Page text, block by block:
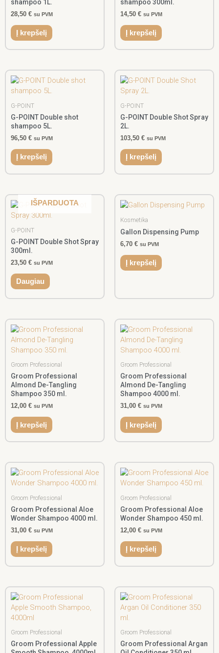
shampoo 1L.
28,50 € su PVM
Į krepšelį
shampoo 300ml.
14,50 € su PVM
Į krepšelį
G-POINT
G-POINT Double shot
shampoo 5L.
96,50 € su PVM
Į krepšelį
G-POINT
G-POINT Double Shot Spray
2L.
103,50 € su PVM
Į krepšelį
IŠPARDUOTA
G-POINT
G-POINT Double Shot Spray
300ml.
23,50 € su PVM
Daugiau
Kosmetika
Gallon Dispensing Pump
6,70 € su PVM
Į krepšelį
Groom Professional
Groom Professional
Almond De-Tangling
Shampoo 350 ml.
12,00 € su PVM
Į krepšelį
Groom Professional
Groom Professional
Almond De-Tangling
Shampoo 4000 ml.
31,00 € su PVM
Į krepšelį
Groom Professional
Groom Professional Aloe
Wonder Shampoo 4000 ml.
31,00 € su PVM
Į krepšelį
Groom Professional
Groom Professional Aloe
Wonder Shampoo 450 ml.
12,00 € su PVM
Į krepšelį
Groom Professional
Groom Professional Apple
Groom Professional
Groom Professional Argan